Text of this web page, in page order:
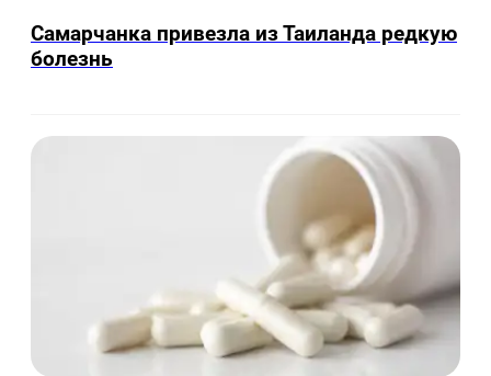
Самарчанка привезла из Таиланда редкую
болезнь